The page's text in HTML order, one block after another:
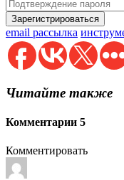
email рассылка
Читайте также
Комментарии 5
Комментировать